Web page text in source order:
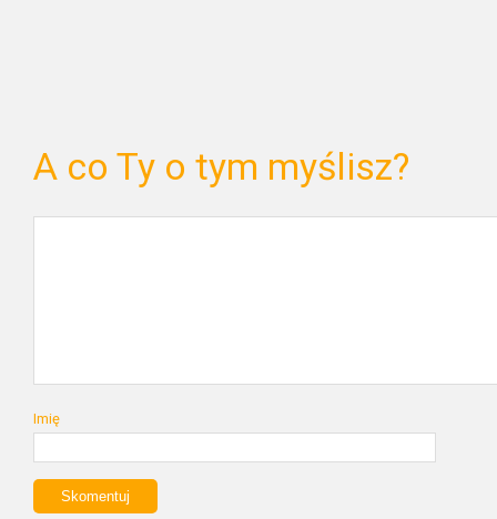
A co Ty o tym myślisz?
Imię